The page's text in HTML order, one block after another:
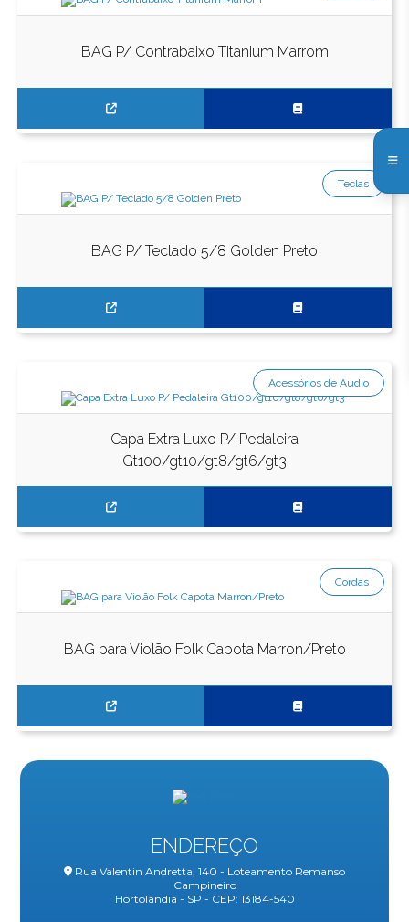
BAG P/ Contrabaixo Titanium Marrom
BAG P/ Teclado 5/8 Golden Preto
Teclas
Capa Extra Luxo P/ Pedaleira
Gt100/gt10/gt8/gt6/gt3
Acessórios de Audio
BAG para Violão Folk Capota Marron/Preto
Cordas
ENDEREÇO
Rua Valentin Andretta, 140 - Loteamento Remanso
Campineiro
Hortolândia - SP - CEP: 13184-540